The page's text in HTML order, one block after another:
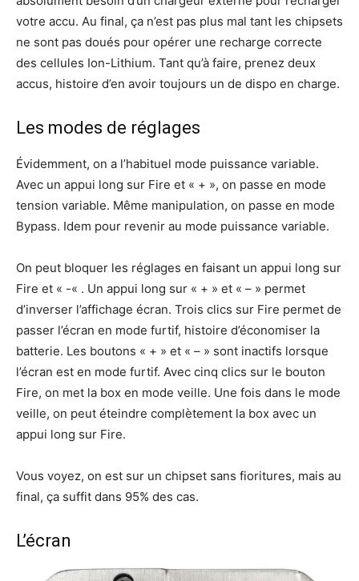
votre accu. Au final, ça n’est pas plus mal tant les chipsets
ne sont pas doués pour opérer une recharge correcte
des cellules Ion-Lithium. Tant qu’à faire, prenez deux
accus, histoire d’en avoir toujours un de dispo en charge.
Les modes de réglages
Évidemment, on a l’habituel mode puissance variable.
Avec un appui long sur Fire et « + », on passe en mode
tension variable. Même manipulation, on passe en mode
Bypass. Idem pour revenir au mode puissance variable.
On peut bloquer les réglages en faisant un appui long sur
Fire et « -« . Un appui long sur « + » et « – » permet
d’inverser l’affichage écran. Trois clics sur Fire permet de
passer l’écran en mode furtif, histoire d’économiser la
batterie. Les boutons « + » et « – » sont inactifs lorsque
l’écran est en mode furtif. Avec cinq clics sur le bouton
Fire, on met la box en mode veille. Une fois dans le mode
veille, on peut éteindre complètement la box avec un
appui long sur Fire.
Vous voyez, on est sur un chipset sans fioritures, mais au
final, ça suffit dans 95% des cas.
L’écran